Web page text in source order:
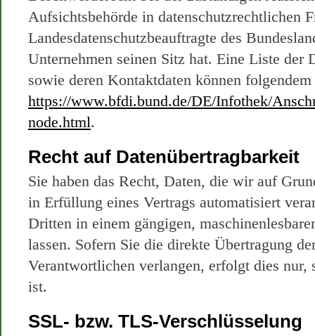
Aufsichtsbehörde in datenschutzrechtlichen
Landesdatenschutzbeauftragte des
Unternehmen seinen Sitz hat. Eine Liste der
sowie deren Kontaktdaten können
https://www.bfdi.bund.de/DE/Infothek/
node.html.
Recht auf Datenübertragbarkeit
Sie haben das Recht, Daten, die wir auf
in Erfüllung eines Vertrags automatisiert
Dritten in einem gängigen,
lassen. Sofern Sie die direkte Übertragung
Verantwortlichen verlangen, erfolgt dies nur,
ist.
SSL- bzw. TLS-Verschlüsselung